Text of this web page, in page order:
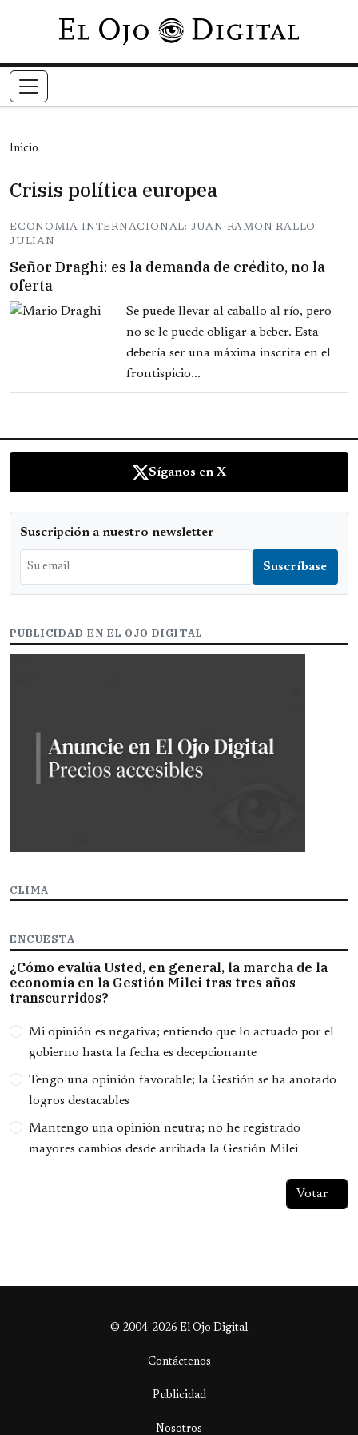
Pasar al contenido principal
Inicio
Crisis política europea
ECONOMIA INTERNACIONAL: JUAN RAMON RALLO
JULIAN
Señor Draghi: es la demanda de crédito, no la
oferta
Se puede llevar al caballo al río, pero
no se le puede obligar a beber. Esta
debería ser una máxima inscrita en el
frontispicio...
Síganos en X
Suscripción a nuestro newsletter
PUBLICIDAD EN EL OJO DIGITAL
CLIMA
ENCUESTA
¿Cómo evalúa Usted, en general, la marcha de la
economía en la Gestión Milei tras tres años
transcurridos?
Opciones
Mi opinión es negativa; entiendo que lo actuado por el
gobierno hasta la fecha es decepcionante
Tengo una opinión favorable; la Gestión se ha anotado
logros destacables
Mantengo una opinión neutra; no he registrado
mayores cambios desde arribada la Gestión Milei
© 2004-2026 El Ojo Digital
Contáctenos
Publicidad
Nosotros